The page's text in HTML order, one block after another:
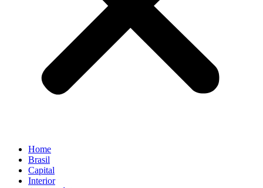
Home
Brasil
Capital
Interior